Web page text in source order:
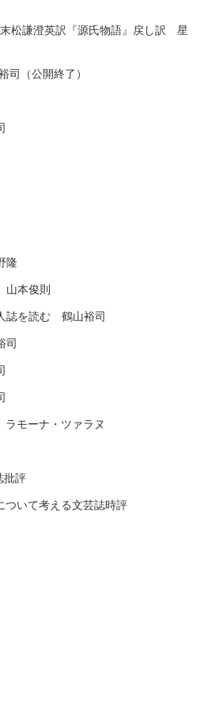
松謙澄英訳『源氏物語』戻し訳 星
（公開終了）
隆
本俊則
誌を読む 鶴山裕司
司
モーナ・ツァラヌ
批評
ついて考える文芸誌時評